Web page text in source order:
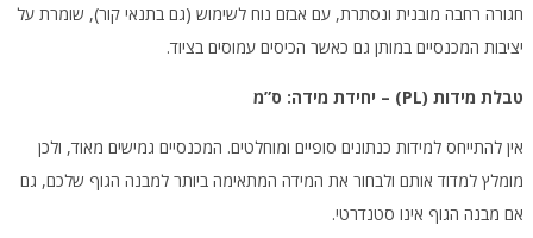
חגורה רחבה מובנית ונסתרת, עם אבזם נוח לשימוש (גם בתנאי קור), שומרת על
יציבות המכנסיים במותן גם כאשר הכיסים עמוסים בציוד.
טבלת מידות (PL) – יחידת מידה: ס”מ
אין להתייחס למידות כנתונים סופיים ומוחלטים. המכנסיים גמישים מאוד, ולכן
מומלץ למדוד אותם ולבחור את המידה המתאימה ביותר למבנה הגוף שלכם, גם
אם מבנה הגוף אינו סטנדרטי.